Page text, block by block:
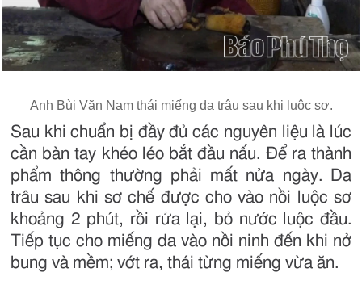
Anh Bùi Văn Nam thái miếng da trâu sau khi luộc sơ.
Sau khi chuẩn bị đầy đủ các nguyên liệu là lúc
cần bàn tay khéo léo bắt đầu nấu. Để ra thành
phẩm thông thường phải mất nửa ngày. Da
trâu sau khi sơ chế được cho vào nồi luộc sơ
khoảng 2 phút, rồi rửa lại, bỏ nước luộc đầu.
Tiếp tục cho miếng da vào nồi ninh đến khi nở
bung và mềm; vớt ra, thái từng miếng vừa ăn.